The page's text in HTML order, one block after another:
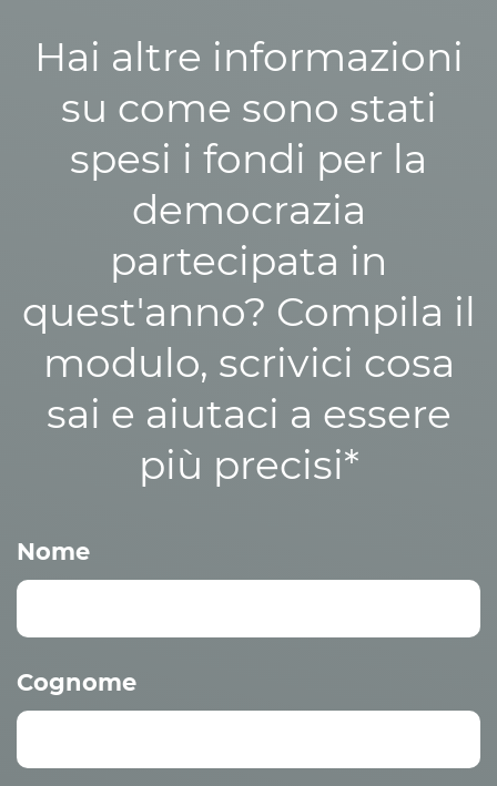
Hai altre informazioni
su come sono stati
spesi i fondi per la
democrazia
partecipata in
quest'anno? Compila il
modulo, scrivici cosa
sai e aiutaci a essere
più precisi*
Nome
Cognome